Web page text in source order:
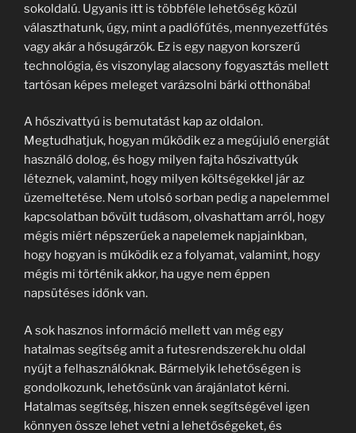
sokoldalú. Ugyanis itt is többféle lehetőség közül
választhatunk, úgy, mint a padlófűtés, mennyezetfűtés
vagy akár a hősugárzók. Ez is egy nagyon korszerű
technológia, és viszonylag alacsony fogyasztás mellett
tartósan képes meleget varázsolni bárki otthonába!
A hőszivattyú is bemutatást kap az oldalon.
Megtudhatjuk, hogyan működik ez a megújuló energiát
használó dolog, és hogy milyen fajta hőszivattyúk
léteznek, valamint, hogy milyen költségekkel jár az
üzemeltetése. Nem utolsó sorban pedig a napelemmel
kapcsolatban bővült tudásom, olvashattam arról, hogy
mégis miért népszerűek a napelemek napjainkban,
hogy hogyan is működik ez a folyamat, valamint, hogy
mégis mi történik akkor, ha ugye nem éppen
napsütéses időnk van.
A sok hasznos információ mellett van még egy
hatalmas segítség amit a futesrendszerek.hu oldal
nyújt a felhasználóknak. Bármelyik lehetőségen is
gondolkozunk, lehetősünk van árajánlatot kérni.
Hatalmas segítség, hiszen ennek segítségével igen
könnyen össze lehet vetni a lehetőségeket, és